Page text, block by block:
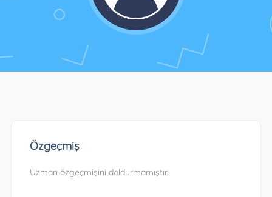
Özgeçmiş
Uzman özgeçmişini doldurmamıştır.